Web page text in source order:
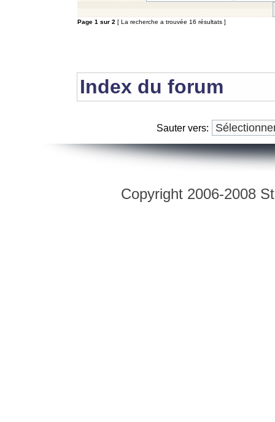
Page 1 sur 2 [ La recherche a trouvée 16 résultats ]
Index du forum
Sauter vers:
Copyright 2006-2008